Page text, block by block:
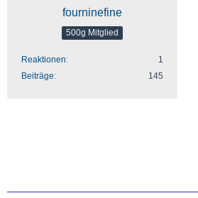
fourninefine
500g Mitglied
Reaktionen
1
Beiträge
145